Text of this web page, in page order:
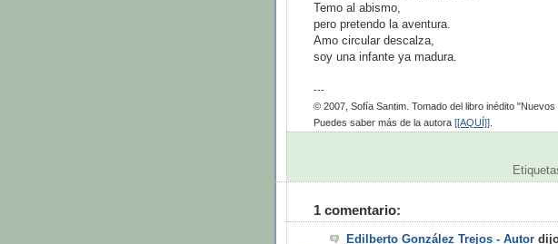
Temo al abismo,
pero pretendo la aventura.
Amo circular descalza,
soy una infante ya madura.
---
© 2007, Sofía Santim. Tomado del libro inédito "Nuevos
Puedes saber más de la autora [[AQUÍ]]
Enviar por
1 comentario:
Edilberto González Trejos - Autor